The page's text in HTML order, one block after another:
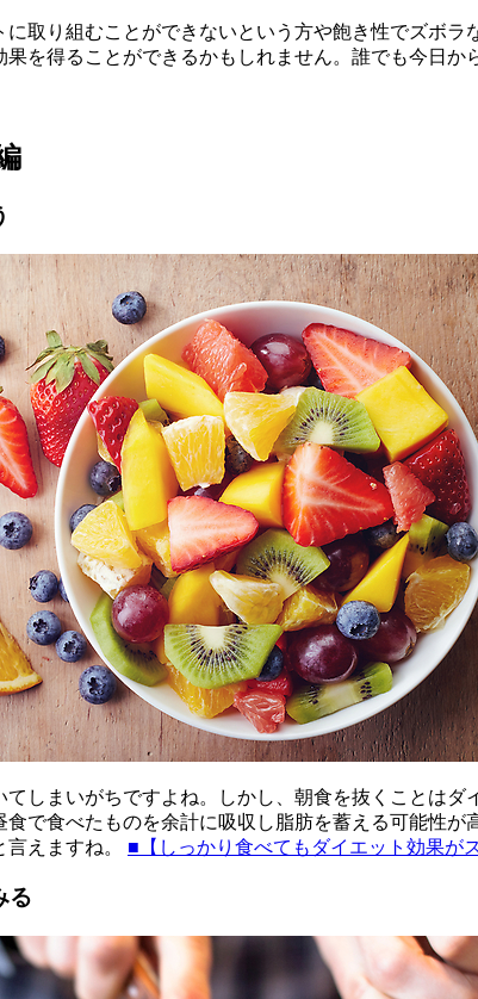
取り組むことができないという方や飽き性でズボ
を得ることができるかもしれません。誰でも今日か
てしまいがちですよね。しかし、朝食を抜くことは
で食べたものを余計に吸収し脂肪を蓄える可能性
えますね。 ■【しっかり食べてもダイエット効果が
る